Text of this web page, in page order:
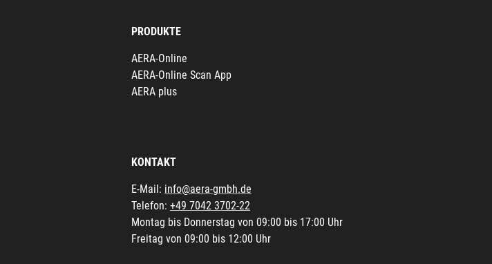
PRODUKTE
AERA-Online
AERA-Online Scan App
AERA plus
KONTAKT
E-Mail: info@aera-gmbh.de
Telefon: +49 7042 3702-22
Montag bis Donnerstag von 09:00 bis 17:00 Uhr
Freitag von 09:00 bis 12:00 Uhr